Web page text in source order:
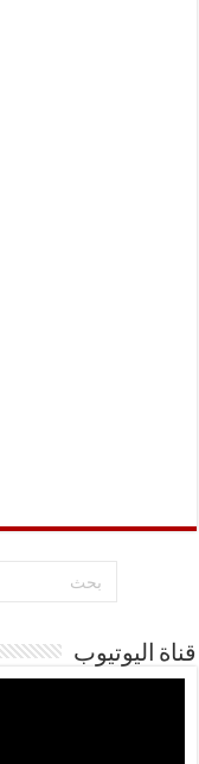
قناة اليوتيوب